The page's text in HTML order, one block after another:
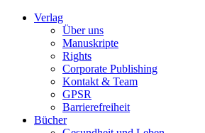
Verlag
Über uns
Manuskripte
Rights
Corporate Publishing
Kontakt & Team
GPSR
Barrierefreiheit
Bücher